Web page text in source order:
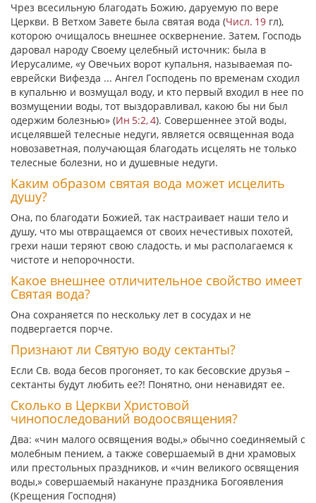
Чрез всесильную благодать Божию, даруемую по вере
Церкви. В Ветхом Завете была святая вода (Числ. 19 гл),
которою очищалось внешнее осквернение. Затем, Господь
даровал народу Своему целебный источник: была в
Иерусалиме, «у Овечьих ворот купальня, называемая по-
еврейски Вифезда ... Ангел Господень по временам сходил
в купальню и возмущал воду, и кто первый входил в нее по
возмущении воды, тот выздоравливал, какою бы ни был
одержим болезнью» (Ин 5:2, 4). Совершеннее этой воды,
исцелявшей телесные недуги, является освященная вода
новозаветная, получающая благодать исцелять не только
телесные болезни, но и душевные недуги.
Каким образом святая вода может исцелить
душу?
Она, по благодати Божией, так настраивает наши тело и
душу, что мы отвращаемся от своих нечестивых похотей,
грехи наши теряют свою сладость, и мы располагаемся к
чистоте и непорочности.
Какое внешнее отличительное свойство имеет
Святая вода?
Она сохраняется по нескольку лет в сосудах и не
подвергается порче.
Признают ли Святую воду сектанты?
Если Св. вода бесов прогоняет, то как бесовские друзья –
сектанты будут любить ее?! Понятно, они ненавидят ее.
Сколько в Церкви Христовой
чинопоследований водоосвящения?
Два: «чин малого освящения воды,» обычно соединяемый с
молебным пением, а также совершаемый в дни храмовых
или престольных праздников, и «чин великого освящения
воды,» совершаемый накануне праздника Богоявления
(Крещения Господня)